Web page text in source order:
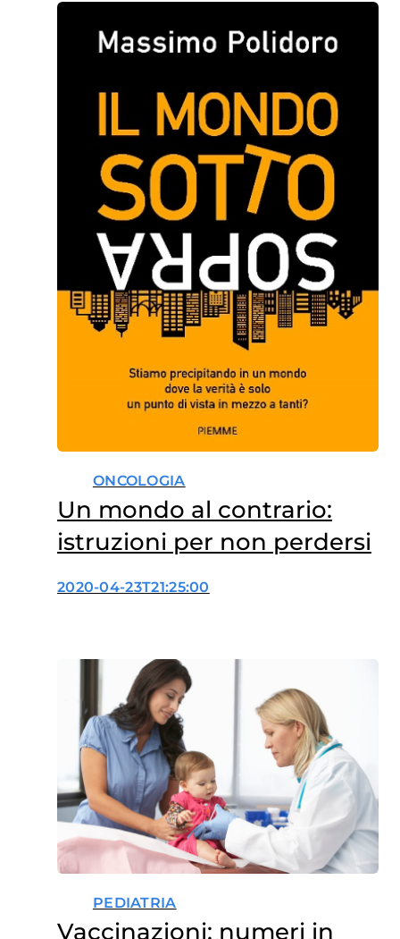
disinformazione crescente
campagna di informazione e…
ONCOLOGIA
Un mondo al contrario:
istruzioni per non perdersi
2020-04-23T21:25:00
PEDIATRIA
Vaccinazioni: numeri in